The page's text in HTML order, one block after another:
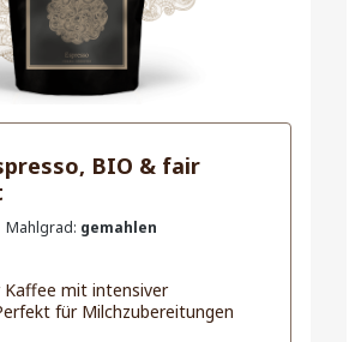
BIO & fair
| Mahlgrad: gemahlen
Kaffee mit intensiver
für Milchzubereitungen